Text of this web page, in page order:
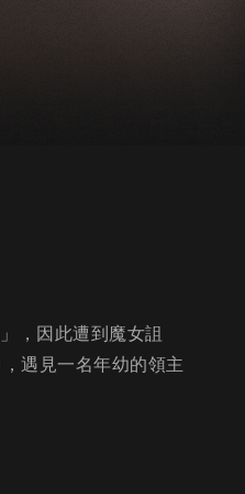
，因此遭到魔女詛
遇見一名年幼的領主